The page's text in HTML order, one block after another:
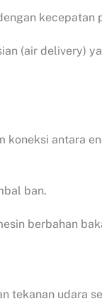
kecepatan
(air delivery)
koneksi antara
ban.
berbahan
tekanan udara